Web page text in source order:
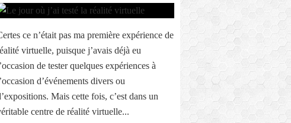
ce n’était pas ma première expérience de
virtuelle, puisque j’avais déjà eu
de tester quelques expériences à
d’événements divers ou
Mais cette fois, c’est dans un
centre de réalité virtuelle...